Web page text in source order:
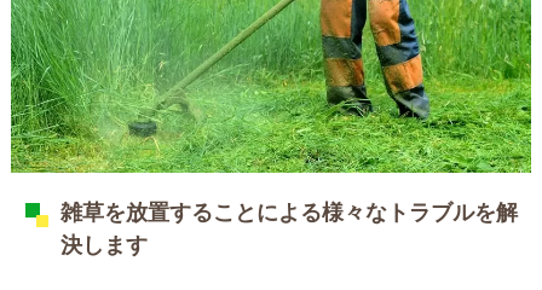
雑草を放置することによる様々なトラブルを解
決します